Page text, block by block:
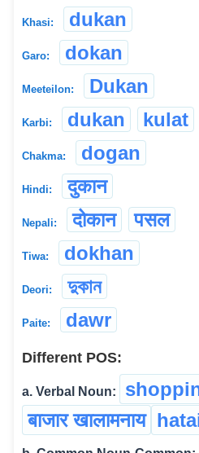
Khasi: dukan
Garo: dokan
Meeteilon: Dukan
Karbi: dukan kulat
Chakma: dogan
Hindi: दुकान
Nepali: दोकान पसल
Tiwa: dokhan
Deori: দুকান
Paite: dawr
Different POS:
a. Verbal Noun:
बाजार खालामनाय